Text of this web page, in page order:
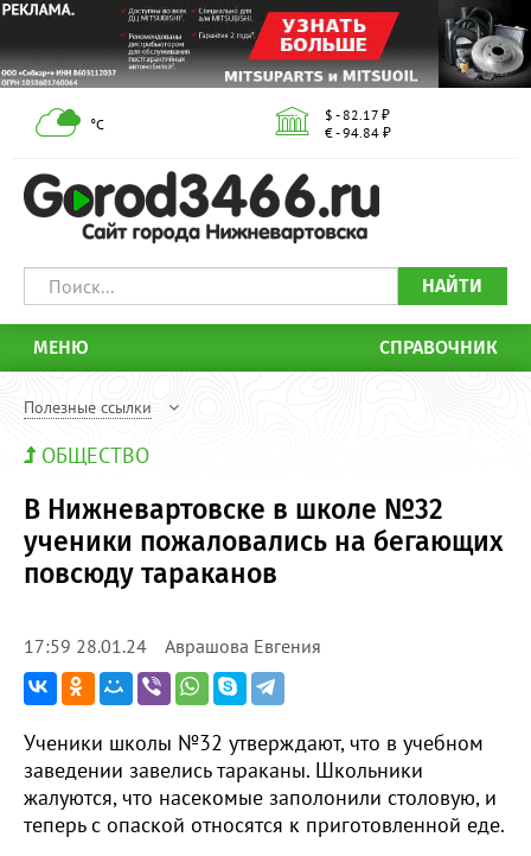
°С
$ - 82.17 ₽
€ - 94.84 ₽
НАЙТИ
МЕНЮ СПРАВОЧНИК
Полезные ссылки
ОБЩЕСТВО
В Нижневартовске в школе №32
ученики пожаловались на бегающих
повсюду тараканов
17:59 28.01.24 Аврашова Евгения
Ученики школы №32 утверждают, что в учебном
заведении завелись тараканы. Школьники
жалуются, что насекомые заполонили столовую, и
теперь с опаской относятся к приготовленной еде.